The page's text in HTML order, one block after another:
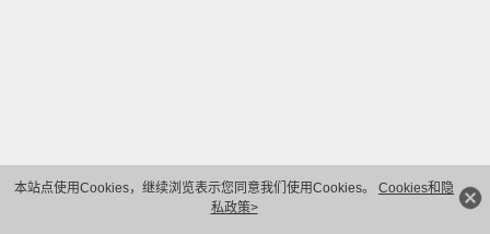
本站点使用Cookies，继续浏览表示您同意我们使用Cookies。 Cookies和隐
私政策>